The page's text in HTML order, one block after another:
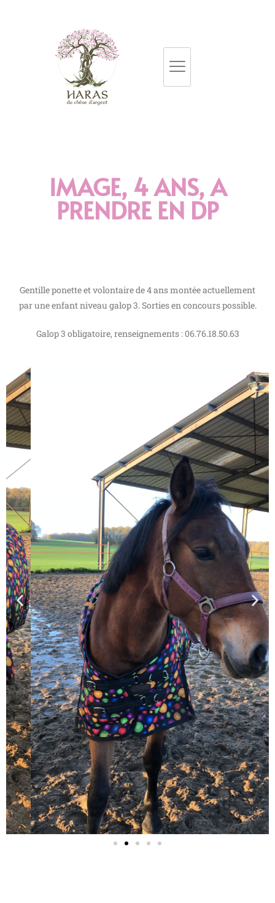
IMAGE, 4 ANS, A
PRENDRE EN DP
Gentille ponette et volontaire de 4 ans montée actuellement
par une enfant niveau galop 3. Sorties en concours possible.
Galop 3 obligatoire, renseignements : 06.76.18.50.63